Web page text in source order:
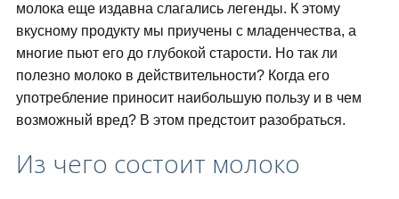
молока еще издавна слагались легенды. К этому
вкусному продукту мы приучены с младенчества, а
многие пьют его до глубокой старости. Но так ли
полезно молоко в действительности? Когда его
употребление приносит наибольшую пользу и в чем
возможный вред? В этом предстоит разобраться.
Из чего состоит молоко